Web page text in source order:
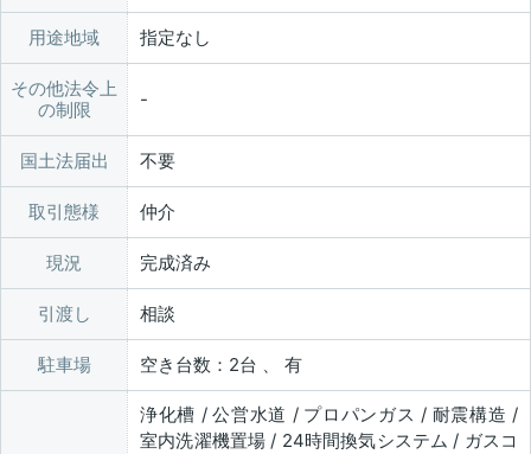
用途地域 指定なし
その他法令上
の制限
国土法届出 不要
取引態様 仲介
現況 完成済み
引渡し 相談
駐車場 空き台数：2台 、 有
浄化槽 / 公営水道 / プロパンガス / 耐震構造 /
室内洗濯機置場 / 24時間換気システム / ガスコ